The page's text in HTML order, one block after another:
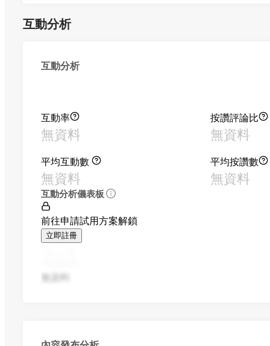
互動分析
互動分析
互動率
無資料
按讚評論比
無資料
平均互動數
無資料
平均按讚數
無資料
互動分析儀表板
前往申請試用方案解鎖
立即註冊
無資料